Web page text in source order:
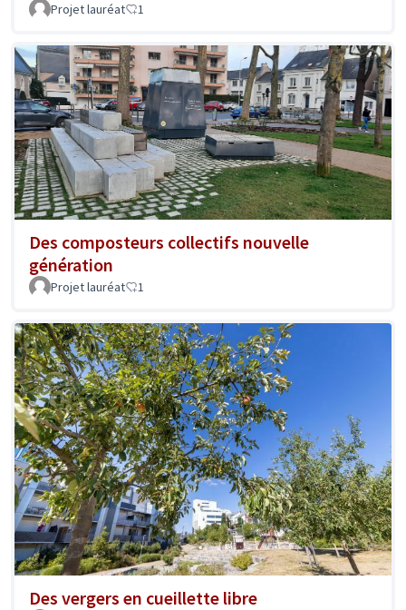
Projet lauréat 1
Des composteurs collectifs nouvelle
génération
Projet lauréat 1
Des vergers en cueillette libre